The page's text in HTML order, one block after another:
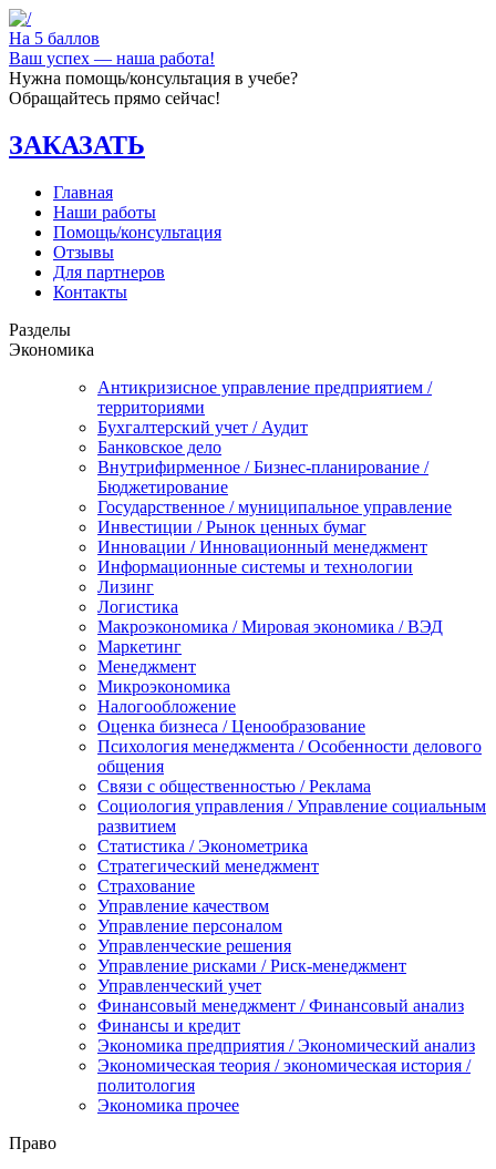
На 5 баллов
Ваш успех — наша работа!
Нужна помощь/консультация в учебе?
Обращайтесь прямо сейчас!
ЗАКАЗАТЬ
Главная
Наши работы
Помощь/консультация
Отзывы
Для партнеров
Контакты
Разделы
Экономика
Антикризисное управление предприятием /
территориями
Бухгалтерский учет / Аудит
Банковское дело
Внутрифирменное / Бизнес-планирование /
Бюджетирование
Государственное / муниципальное управление
Инвестиции / Рынок ценных бумаг
Инновации / Инновационный менеджмент
Информационные системы и технологии
Лизинг
Логистика
Макроэкономика / Мировая экономика / ВЭД
Маркетинг
Менеджмент
Микроэкономика
Налогообложение
Оценка бизнеса / Ценообразование
Психология менеджмента / Особенности делового
общения
Связи с общественностью / Реклама
Социология управления / Управление социальным
развитием
Статистика / Эконометрика
Стратегический менеджмент
Страхование
Управление качеством
Управление персоналом
Управленческие решения
Управление рисками / Риск-менеджмент
Управленческий учет
Финансовый менеджмент / Финансовый анализ
Финансы и кредит
Экономика предприятия / Экономический анализ
Экономическая теория / экономическая история /
политология
Экономика прочее
Право